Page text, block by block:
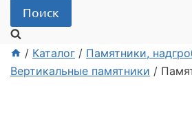
Поиск
/ Каталог / Памятники,
Вертикальные памятники /